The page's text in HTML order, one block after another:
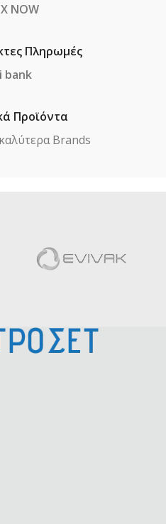
NOW
Πληρωμές
bank
Προϊόντα
Βrands